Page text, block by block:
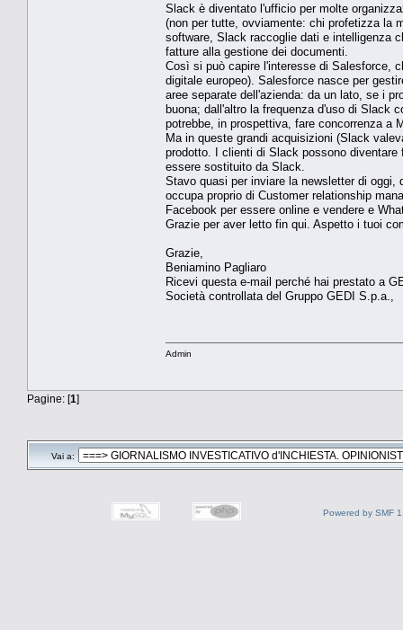
Slack è diventato l'ufficio per molte
(non per tutte, ovviamente: chi profetizza la
software, Slack raccoglie dati e intelligenza
fatture alla gestione dei documenti.
Così si può capire l'interesse di Salesforce,
digitale europeo). Salesforce nasce per
aree separate dell'azienda: da un lato, se i
buona; dall'altro la frequenza d'uso di Slack
potrebbe, in prospettiva, fare concorrenza a
Ma in queste grandi acquisizioni (Slack
prodotto. I clienti di Slack possono
essere sostituito da Slack.
Stavo quasi per inviare la newsletter di
occupa proprio di Customer relationship
Facebook per essere online e vendere e
Grazie per aver letto fin qui. Aspetto i tuoi
Grazie,
Beniamino Pagliaro
Ricevi questa e-mail perché hai prestato a
Società controllata del Gruppo GEDI S.p.a.,
Admin
Pagine: [1]
Vai a:
Powered by SMF